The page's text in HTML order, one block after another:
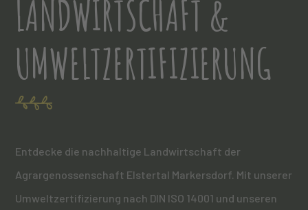
LANDWIRTSCHAFT &
UMWELTZERTIFIZIERUNG
Entdecke die nachhaltige Landwirtschaft der
Agrargenossenschaft Elstertal Markersdorf. Mit unserer
Umweltzertifizierung nach DIN ISO 14001 und unseren